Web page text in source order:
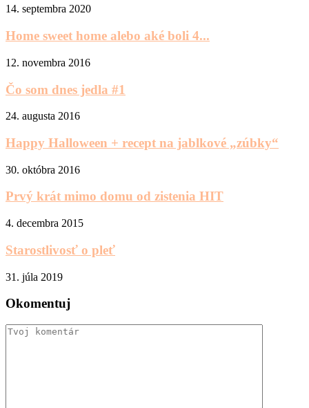
14. septembra 2020
Home sweet home alebo aké boli 4...
12. novembra 2016
Čo som dnes jedla #1
24. augusta 2016
Happy Halloween + recept na jablkové „zúbky“
30. októbra 2016
Prvý krát mimo domu od zistenia HIT
4. decembra 2015
Starostlivosť o pleť
31. júla 2019
Okomentuj